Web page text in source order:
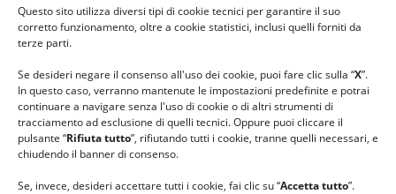
Questo sito utilizza diversi tipi di cookie tecnici per garantire il suo
corretto funzionamento, oltre a cookie statistici, inclusi quelli forniti da
terze parti.
Se desideri negare il consenso all'uso dei cookie, puoi fare clic sulla “X”.
In questo caso, verranno mantenute le impostazioni predefinite e potrai
continuare a navigare senza l'uso di cookie o di altri strumenti di
tracciamento ad esclusione di quelli tecnici. Oppure puoi cliccare il
pulsante “Rifiuta tutto”, rifiutando tutti i cookie, tranne quelli necessari, e
chiudendo il banner di consenso.
Se, invece, desideri accettare tutti i cookie, fai clic su “Accetta tutto”.
#lanaterapia
#ilcaloredellempatia